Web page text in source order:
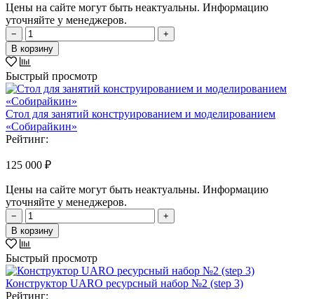
Цены на сайте могут быть неактуальны. Информацию
уточняйте у менеджеров.
−
+
В корзину
Быстрый просмотр
Стол для занятий конструированием и моделированием
«Собирайкин»
Рейтинг:
125 000 ₽
Цены на сайте могут быть неактуальны. Информацию
уточняйте у менеджеров.
−
+
В корзину
Быстрый просмотр
Конструктор UARO ресурсный набор №2 (step 3)
Рейтинг: